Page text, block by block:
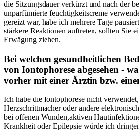
die Sitzungsdauer verkürzt und nach​ der
unparfümierte ⁣feuchtigkeitscreme
gereizt war, habe ich mehrere Tage
stärkere Reaktionen auftreten, sollten Sie⁢
Erwägung ⁤ziehen.
Bei welchen gesundheitlichen
von Iontophorese ⁤abgesehen ‍-
vorher mit einer Ärztin bzw.
Ich habe die Iontophorese nicht
Herzschrittmacher oder ⁤andere‌
bei offenen Wunden,aktiven
Krankheit oder Epilepsie würde ich